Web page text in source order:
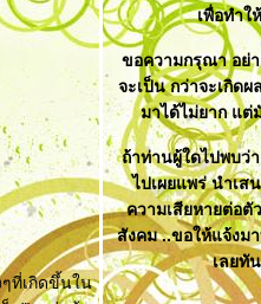
ที่เกิดขึ้นใน
เพื่อทำใ
ขอความกรุณา อย่า
จะเป็น กว่าจะเกิด
มาได้ไม่ยาก แต่
ถ้าท่านผู้ใดไปพบว่
ไปเผยแพร่ นำเส
ความเสียหายต่อตั
สังคม ..ขอให้แจ้งม
เลยทั